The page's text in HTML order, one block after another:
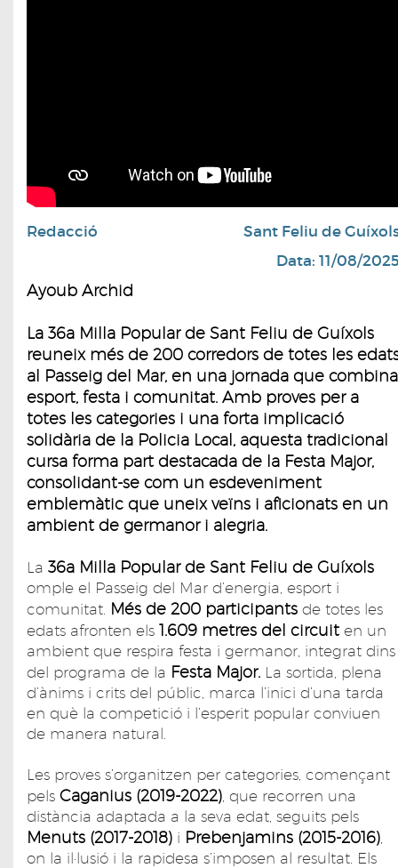
Redacció
Sant Feliu de
Data: 11/08/
Ayoub Archid
La 36a Milla Popular de Sant Feliu de Guíxols
reuneix més de 200 corredors de totes les
al Passeig del Mar, en una jornada que combina
esport, festa i comunitat. Amb proves per a
totes les categories i una forta implicació
solidària de la Policia Local, aquesta tradicional
cursa forma part destacada de la Festa Major,
consolidant-se com un esdeveniment
emblemàtic que uneix veïns i aficionats en un
ambient de germanor i alegria.
La 36a Milla Popular de Sant Feliu de Guíxols
omple el Passeig del Mar d’energia, esport i
comunitat. Més de 200 participants de totes les
edats afronten els 1.609 metres del circuit en un
ambient que respira festa i germanor, integrat dins
del programa de la Festa Major. La sortida, plena
d’ànims i crits del públic, marca l’inici d’una tarda
en què la competició i l’esperit popular conviuen
de manera natural.
Les proves s’organitzen per categories, començant
pels Caganius (2019-2022) , que recorren una
distància adaptada a la seva edat, seguits pels
Menuts (2017-2018) i Prebenjamins (2015-2016)
on la il·lusió i la rapidesa s’imposen al resultat. Els